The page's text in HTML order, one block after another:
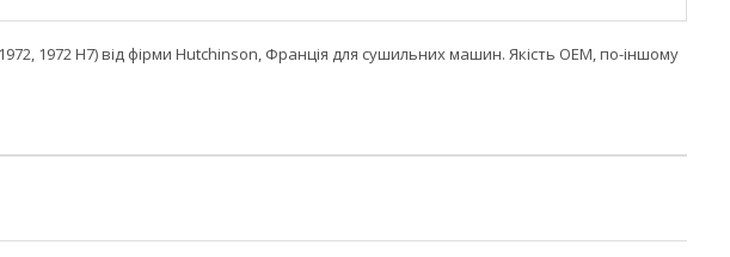
1972 H7) від фірми Hutchinson, Франція для сушильних машин. Якість OEM, по-іншому